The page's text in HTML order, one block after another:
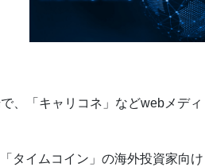
、「キャリコネ」などwebメディ
タイムコイン」の海外投資家向け